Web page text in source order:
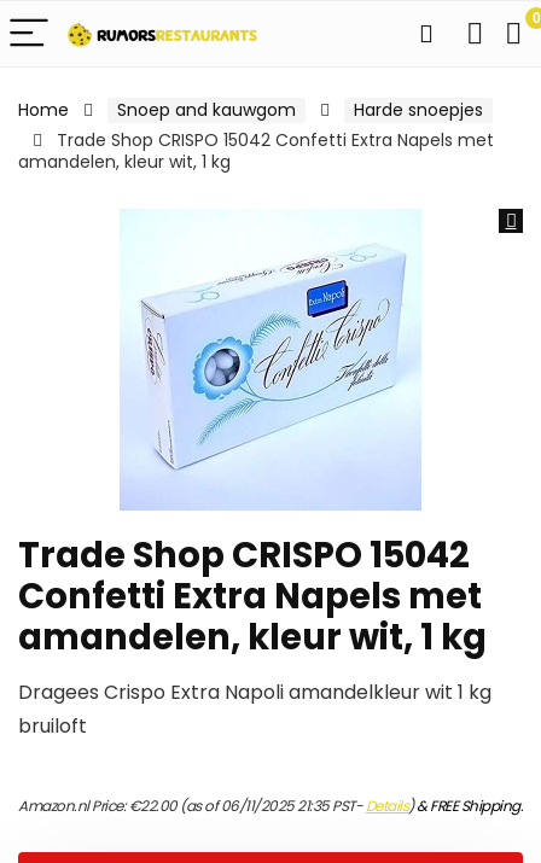
0
Home Snoep and kauwgom
Harde snoepjes
Trade Shop CRISPO 15042 Confetti Extra Napels met
amandelen, kleur wit, 1 kg
Trade Shop CRISPO 15042
Confetti Extra Napels met
amandelen, kleur wit, 1 kg
Dragees Crispo Extra Napoli amandelkleur wit 1 kg
bruiloft
Amazon.nl Price:€22.00(as of 06/11/2025 21:35 PST-Details)&FREE Shipping.